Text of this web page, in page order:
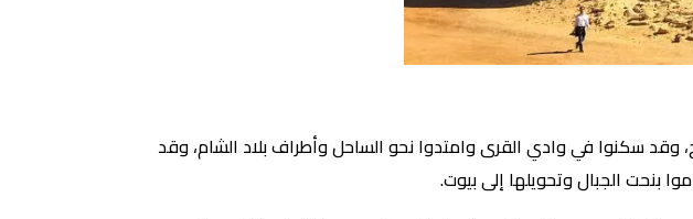
سكنوا في وادي القرى وامتدوا نحو الساحل وأطراف بلاد الشام، وقد
الجبال وتحويلها إلى بيوت.